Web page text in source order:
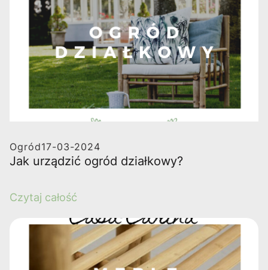
Ogród17-03-2024
Jak urządzić ogród działkowy?
Czytaj całość